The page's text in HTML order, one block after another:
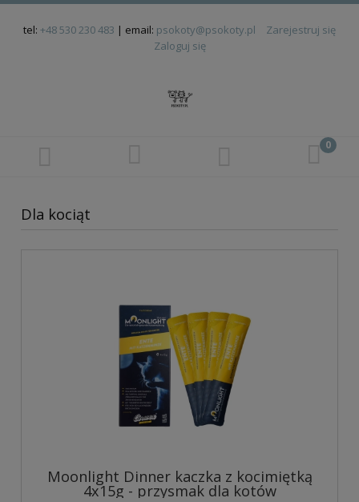
tel: +48 530 230 483 | email: psokoty@psokoty.pl
Zarejestruj się
Zaloguj się
Dla kociąt
Moonlight Dinner kaczka z kocimiętką
4x15g - przysmak dla kotów